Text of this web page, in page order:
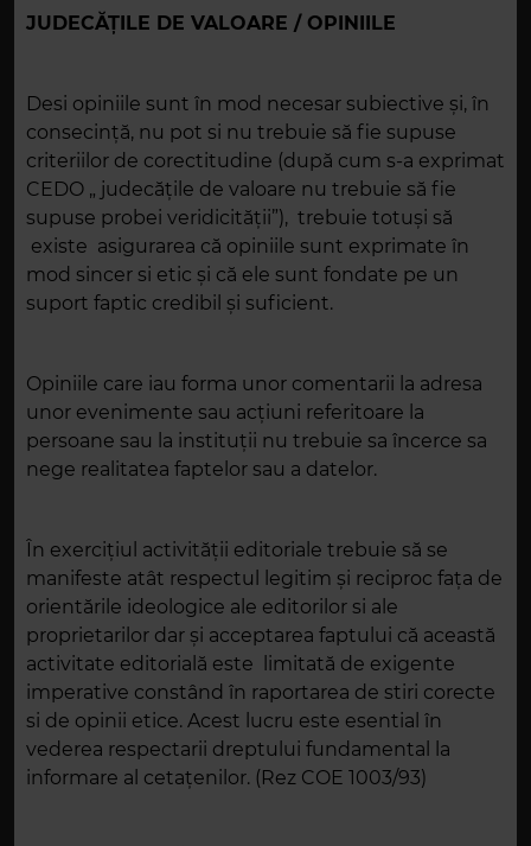
JUDECĂŢILE DE VALOARE / OPINIILE
Desi opiniile sunt în mod necesar subiective şi, în
consecinţă, nu pot si nu trebuie să fie supuse
criteriilor de corectitudine (după cum s-a exprimat
CEDO „ judecăţile de valoare nu trebuie să fie
supuse probei veridicităţii”), trebuie totuşi să
existe asigurarea că opiniile sunt exprimate în
mod sincer si etic şi că ele sunt fondate pe un
suport faptic credibil şi suficient.
Opiniile care iau forma unor comentarii la adresa
unor evenimente sau acțiuni referitoare la
persoane sau la instituții nu trebuie sa încerce sa
nege realitatea faptelor sau a datelor.
În exerciţiul activităţii editoriale trebuie să se
manifeste atât respectul legitim şi reciproc faţa de
orientările ideologice ale editorilor si ale
proprietarilor dar şi acceptarea faptului că această
activitate editorială este limitată de exigente
imperative constând în raportarea de stiri corecte
si de opinii etice. Acest lucru este esential în
vederea respectarii dreptului fundamental la
informare al cetaţenilor. (Rez COE 1003/93)